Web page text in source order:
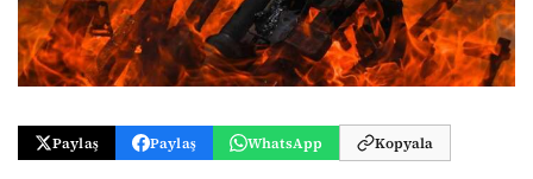
Paylaş Paylaş WhatsApp Kopyala